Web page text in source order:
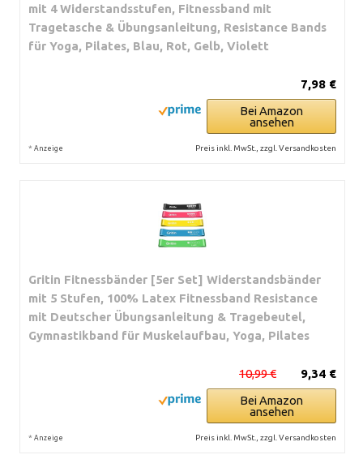
mit 4 Widerstandsstufen, Fitnessband mit
Tragetasche & Übungsanleitung, Resistance Bands
für Yoga, Pilates, Blau, Rot, Gelb, Violett
7,98 €
Bei Amazon
ansehen
* Anzeige Preis inkl. MwSt., zzgl. Versandkosten
Gritin Fitnessbänder [5er Set] Widerstandsbänder
mit 5 Stufen, 100% Latex Fitnessband Resistance
mit Deutscher Übungsanleitung & Tragebeutel,
Gymnastikband für Muskelaufbau, Yoga, Pilates
9,34 €
10,99 €
Bei Amazon
ansehen
* Anzeige Preis inkl. MwSt., zzgl. Versandkosten